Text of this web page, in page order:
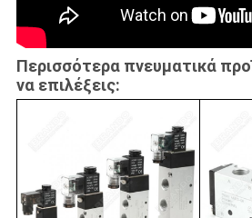
Περισσότερα πνευματικά
να επιλέξεις: